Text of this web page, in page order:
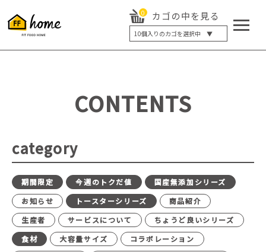
0 カゴの中を見る
10個入りのカゴを選択中 ▼
5個入り
20個入り
最大12%OFF
CONTENTS
category
期間限定 今週のトクだ値
国産無添加シリーズ
お知らせ
トースターシリーズ
商品紹介
生産者
サービスについて
ちょうど良いシリーズ
食材
大容量サイズ
コラボレーション